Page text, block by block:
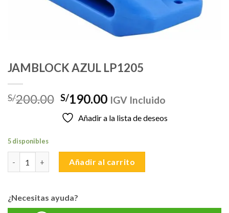
JAMBLOCK AZUL LP1205
S/200.00 El
precio
original
S/190.00El
actual
IGV Incluido
Añadir a la lista de deseos
5 disponibles
Añadir al carrito
¿Necesitas ayuda?